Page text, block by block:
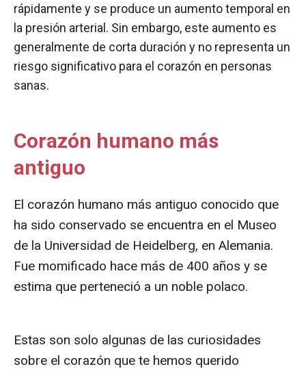
rápidamente y se produce un aumento temporal en
la presión arterial. Sin embargo, este aumento es
generalmente de corta duración y no representa un
riesgo significativo para el corazón en personas
sanas.
Corazón humano más
antiguo
El corazón humano más antiguo conocido que
ha sido conservado se encuentra en el Museo
de la Universidad de Heidelberg, en Alemania.
Fue momificado hace más de 400 años y se
estima que perteneció a un noble polaco.
Estas son solo algunas de las curiosidades
sobre el corazón que te hemos querido